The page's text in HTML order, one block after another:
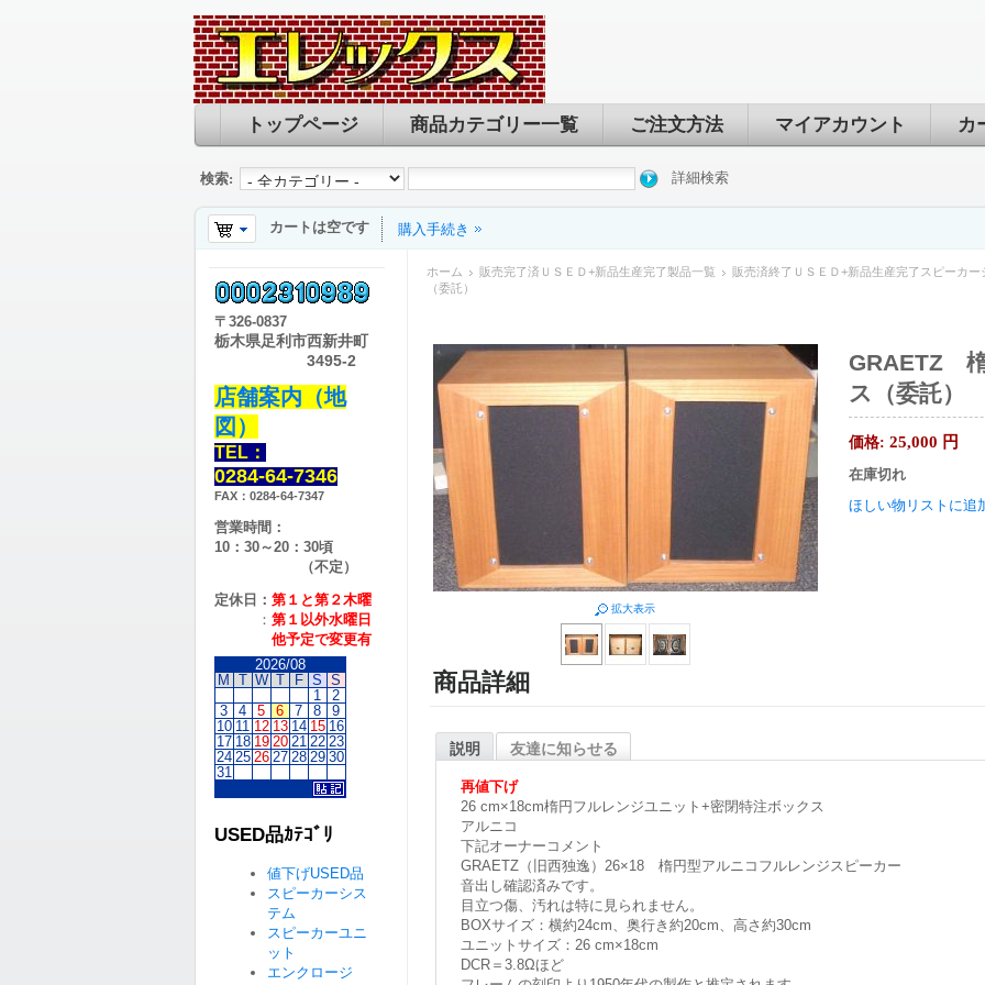
トップページ 商品カテゴリー一覧 ご注文方法 マイアカウント カ
検索: 詳細検索
カートは空です 購入手続き
ホーム 販売完了済ＵＳＥＤ+新品生産完了製品一覧
販売済終了ＵＳＥＤ+新品生産完了スピーカー
（委託）
拡大表示
GRAETZ
ス（委託）
価格: 25,000 円
在庫切れ
ほしい物リストに追
商品詳細
説明 友達に知らせる
再値下げ
26 cm×18cm楕円フルレンジユニット+密閉特注ボックス
アルニコ
下記オーナーコメント
GRAETZ（旧西独逸）26×18 楕円型アルニコフルレンジスピーカー
音出し確認済みです。
目立つ傷、汚れは特に見られません。
BOXサイズ：横約24cm、奥行き約20cm、高さ約30cm
ユニットサイズ：26 cm×18cm
DCR＝3.8Ωほど
〒 326-0837
栃木県足利市西新井町
3495-2
店舗案内（地
図）
TEL：
0284-64-7346
FAX：0284-64-7347
営業時間：
10：30～20：30頃
（不定）
定休日： 第１と第２木曜
： 第１以外水曜日
他予定で変更有
2026/08
M
T W T F S S
1
2
3
4 5 6 7 8
9
10 11 12 13 14 15 16
17 18 19 20 21 22 23
24 25 26 27 28 29 30
31
USED品ｶﾃｺﾞﾘ
値下げUSED品
スピーカーシス
テム
スピーカーユニ
ット
エンクロージ